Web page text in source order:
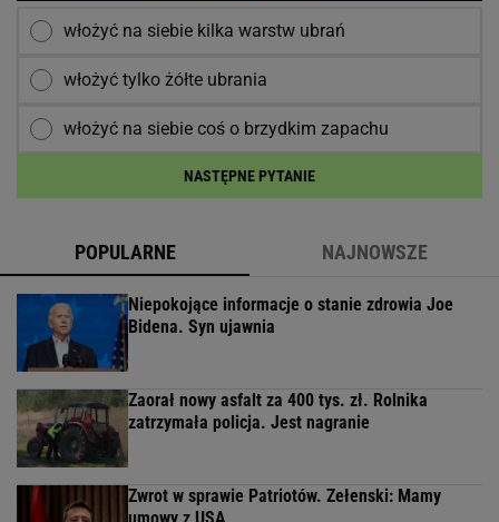
włożyć na siebie kilka warstw ubrań
włożyć tylko żółte ubrania
włożyć na siebie coś o brzydkim zapachu
NASTĘPNE PYTANIE
POPULARNE NAJNOWSZE
Niepokojące informacje o stanie zdrowia Joe
Bidena. Syn ujawnia
Zaorał nowy asfalt za 400 tys. zł. Rolnika
zatrzymała policja. Jest nagranie
Zwrot w sprawie Patriotów. Zełenski: Mamy